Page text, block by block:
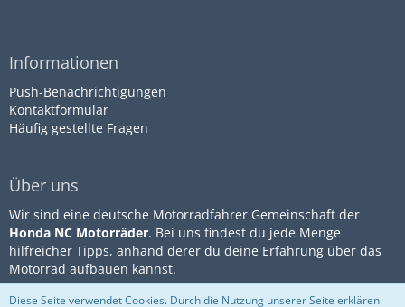
Informationen
Push-Benachrichtigungen
Kontaktformular
Häufig gestellte Fragen
Über uns
Wir sind eine deutsche Motorradfahrer Gemeinschaft der
Honda NC Motorräder. Bei uns findest du jede Menge
hilfreicher Tipps, anhand derer du deine Erfahrung über das
Motorrad aufbauen kannst.
Diese Seite verwendet Cookies. Durch die Nutzung unserer Seite erklären